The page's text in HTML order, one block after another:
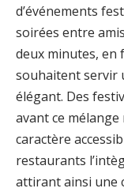
d’événements
soirées entre
deux minutes, en
souhaitent servir
élégant. Des
avant ce
caractère
restaurants
attirant ainsi une